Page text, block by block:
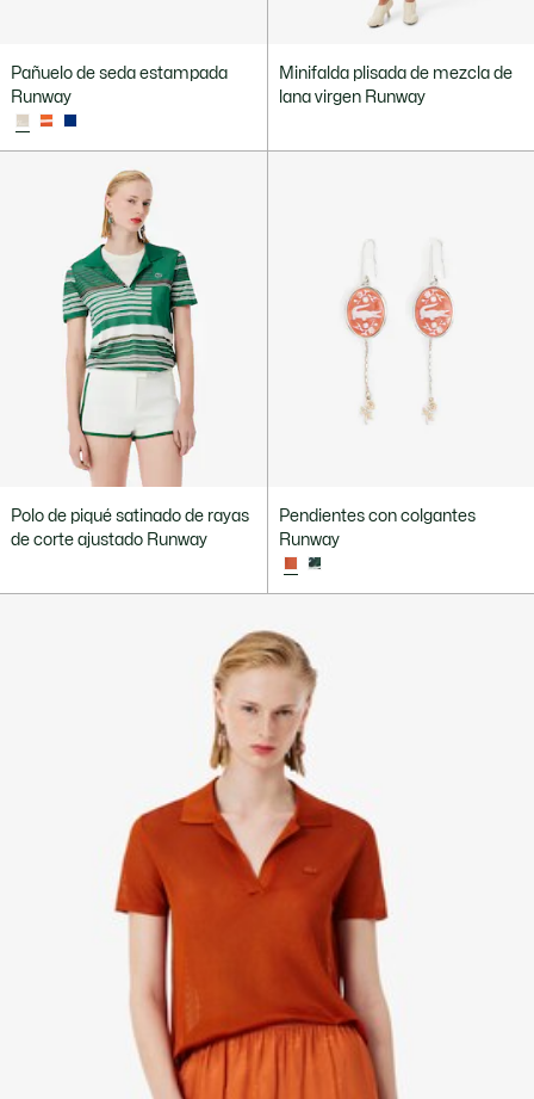
Pañuelo de seda estampada
Runway
Minifalda plisada de mezcla de
lana virgen Runway
Polo de piqué satinado de rayas
de corte ajustado Runway
Pendientes con colgantes
Runway